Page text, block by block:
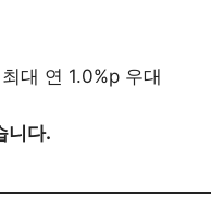
대 연 1.0%p 우대
니다.